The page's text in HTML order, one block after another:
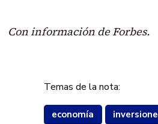
Con información de Forbes.
Temas de la nota:
economía